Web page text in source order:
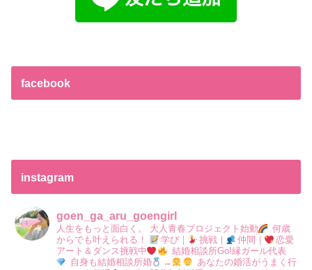
facebook
instagram
goen_ga_aru_goengirl
人生をもっと面白く。 大人青春プロジェクト始動
何歳
からでも叶えられる！
学び｜ 挑戦｜ 仲間｜
恋愛
アート＆ダンス挑戦中
結婚相談所Go!縁ガール代表
自身も結婚相談所婚
→
あなたの婚活がうまく行